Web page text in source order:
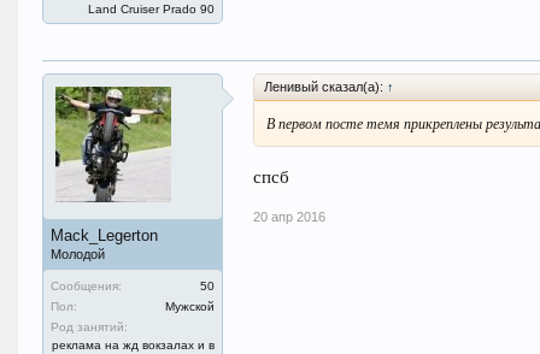
Land Cruiser Prado 90
Mack_Legerton
Молодой
Сообщения:
50
Пол:
Мужской
Род занятий:
реклама на жд вокзалах и в
Ленивый сказал(а): ↑
В первом посте темя прикреплены
спсб
20 апр 2016